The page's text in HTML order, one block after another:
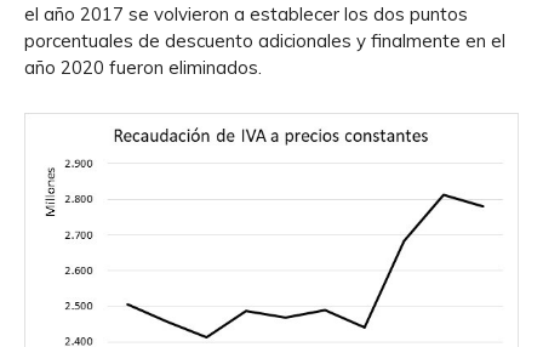
el año 2017 se volvieron a establecer los dos puntos
porcentuales de descuento adicionales y finalmente en el
año 2020 fueron eliminados.